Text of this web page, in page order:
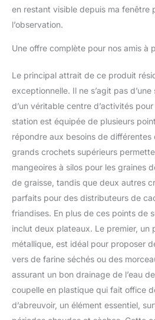
en restant visible depuis ma fenêtre
l’observation.
Une offre complète pour nos amis à
Le principal attrait de ce produit
exceptionnelle. Il ne s’agit pas
d’un véritable centre d’activités
station est équipée de plusieurs
répondre aux besoins de différentes
grands crochets supérieurs
mangeoires à silos pour les graines
de graisse, tandis que deux autres
parfaits pour des distributeurs de
friandises. En plus de ces points de
inclut deux plateaux. Le premier, un
métallique, est idéal pour proposer
vers de farine séchés ou des
assurant un bon drainage de l’eau
coupelle en plastique qui fait office
d’abreuvoir, un élément essentiel,